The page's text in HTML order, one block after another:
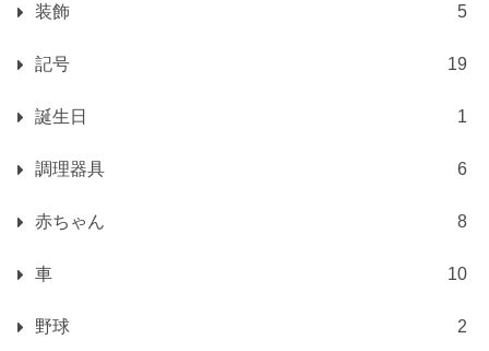
装飾 5
記号 19
誕生日 1
調理器具 6
赤ちゃん 8
車 10
野球 2